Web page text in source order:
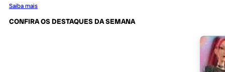
Saiba mais
CONFIRA OS DESTAQUES DA SEMANA